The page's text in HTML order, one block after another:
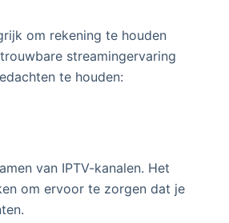
om rekening te houden
streamingervaring
te houden:
van IPTV-kanalen. Het
om ervoor te zorgen dat je